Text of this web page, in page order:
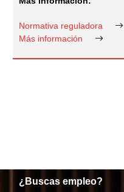
Normativa reguladora
Más información
¿Buscas empleo?